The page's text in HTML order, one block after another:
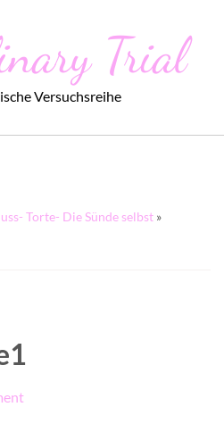
Trial
Versuchsreihe
Torte- Die Sünde selbst »